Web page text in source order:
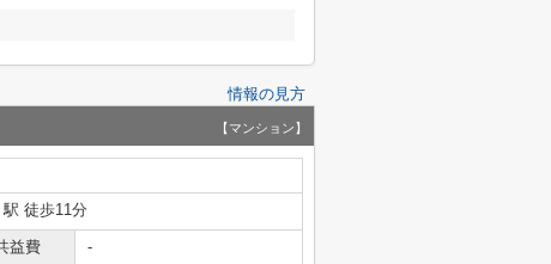
情報の見方
【マンション】
駅 徒歩11分
益費
-